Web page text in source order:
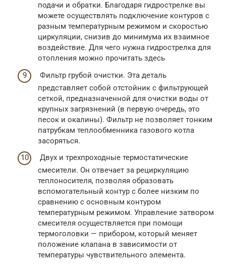
подачи и обратки. Благодаря гидрострелке вы
можете осуществлять подключение контуров с
разным температурным режимом и скоростью
циркуляции, снизив до минимума их взаимное
воздействие. Для чего нужна гидрострелка для
отопления можно прочитать здесь
Фильтр грубой очистки. Эта деталь
представляет собой отстойник с фильтрующей
сеткой, предназначенной для очистки воды от
крупных загрязнений (в первую очередь, это
песок и окалины). Фильтр не позволяет тонким
патрубкам теплообменника газового котла
засоряться.
Двух и трехпроходные термостатические
смесители. Он отвечает за рециркуляцию
теплоносителя, позволяя образовать
вспомогательный контур с более низким по
сравнению с основным контуром
температурным режимом. Управление затвором
смесителя осуществляется при помощи
термоголовки — прибором, который меняет
положение клапана в зависимости от
температуры чувствительного элемента.